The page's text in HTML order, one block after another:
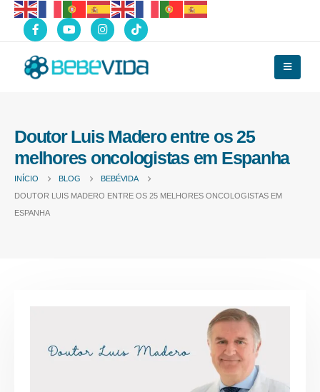
Doutor Luis Madero entre os 25
melhores oncologistas em Espanha
INÍCIO BLOG
BEBÉVIDA
DOUTOR LUIS MADERO ENTRE OS 25 MELHORES ONCOLOGISTAS EM
ESPANHA